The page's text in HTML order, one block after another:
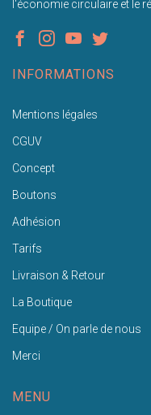
l'économie circulaire et le
INFORMATIONS
Mentions légales
CGUV
Concept
Boutons
Adhésion
Tarifs
Livraison & Retour
La Boutique
Equipe / On parle de nous
Merci
MENU